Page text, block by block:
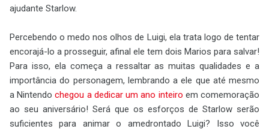
ajudante Starlow.
Percebendo o medo nos olhos de Luigi, ela trata logo de tentar
encorajá-lo a prosseguir, afinal ele tem dois Marios para salvar!
Para isso, ela começa a ressaltar as muitas qualidades e a
importância do personagem, lembrando a ele que até mesmo
a Nintendochegou a dedicar um ano inteiro em comemoração
ao seu aniversário! Será que os esforços de Starlow serão
suficientes para animar o amedrontado Luigi? Isso você